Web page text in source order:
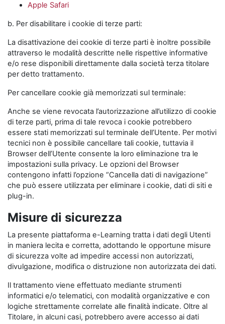
Apple Safari
b. Per disabilitare i cookie di terze parti:
La disattivazione dei cookie di terze parti è inoltre possibile
attraverso le modalità descritte nelle rispettive informative
e/o rese disponibili direttamente dalla società terza titolare
per detto trattamento.
Per cancellare cookie già memorizzati sul terminale:
Anche se viene revocata l’autorizzazione all’utilizzo di cookie
di terze parti, prima di tale revoca i cookie potrebbero
essere stati memorizzati sul terminale dell’Utente. Per motivi
tecnici non è possibile cancellare tali cookie, tuttavia il
Browser dell’Utente consente la loro eliminazione tra le
impostazioni sulla privacy. Le opzioni del Browser
contengono infatti l’opzione “Cancella dati di navigazione”
che può essere utilizzata per eliminare i cookie, dati di siti e
plug-in.
Misure di sicurezza
La presente piattaforma e-Learning tratta i dati degli Utenti
in maniera lecita e corretta, adottando le opportune misure
di sicurezza volte ad impedire accessi non autorizzati,
divulgazione, modifica o distruzione non autorizzata dei dati.
Il trattamento viene effettuato mediante strumenti
informatici e/o telematici, con modalità organizzative e con
logiche strettamente correlate alle finalità indicate. Oltre al
Titolare, in alcuni casi, potrebbero avere accesso ai dati